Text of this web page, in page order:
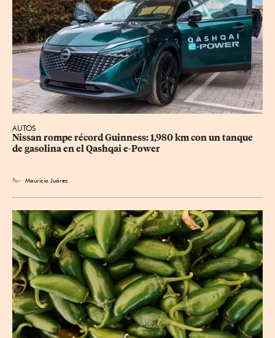
AUTOS
Nissan rompe récord Guinness: 1,980 km con un tanque
de gasolina en el Qashqai e-Power
Por Mauricio Juárez